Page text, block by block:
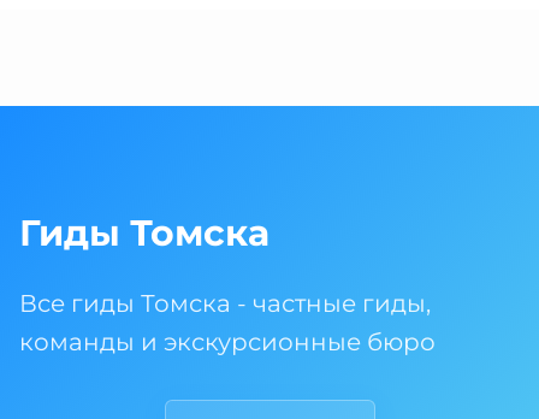
Гиды Томска
Все гиды Томска - частные гиды,
команды и экскурсионные бюро